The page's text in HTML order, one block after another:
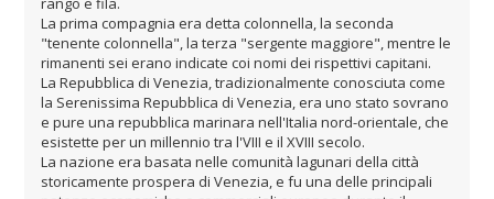
La prima compagnia era detta colonnella, la seconda
"tenente colonnella", la terza "sergente maggiore", mentre le
rimanenti sei erano indicate coi nomi dei rispettivi capitani.
La Repubblica di Venezia, tradizionalmente conosciuta come
la Serenissima Repubblica di Venezia, era uno stato sovrano
e pure una repubblica marinara nell'Italia nord-orientale, che
esistette per un millennio tra l'VIII e il XVIII secolo.
La nazione era basata nelle comunità lagunari della città
storicamente prospera di Venezia, e fu una delle principali